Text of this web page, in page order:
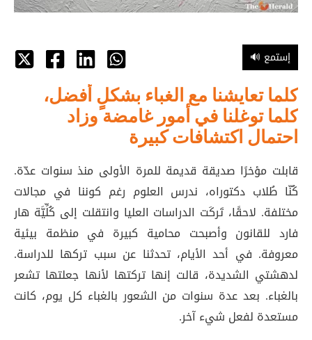
🔊 إستمع
كلما تعايشنا مع الغباء بشكلٍ أفضل،
كلما توغلنا في أمور غامضة وزاد
احتمال اكتشافات كبيرة
قابلت مؤخرًا صديقة قديمة للمرة الأولى منذ سنوات عدّة.
كُنّا طُلاب دكتوراه، ندرس العلوم رغم كوننا في مجالات
مختلفة. لاحقًا، تَركَت الدراسات العليا وانتقلت إلى كُلِّيَّة هار
فارد للقانون وأصبحت محامية كبيرة في منظمة بيئية
معروفة. في أحد الأيام، تحدثنا عن سبب تركها للدراسة.
لدهشتي الشديدة، قالت إنها تركتها لأنها جعلتها تشعر
بالغباء. بعد عدة سنوات من الشعور بالغباء كل يوم، كانت
مستعدة لفعل شيء آخر.